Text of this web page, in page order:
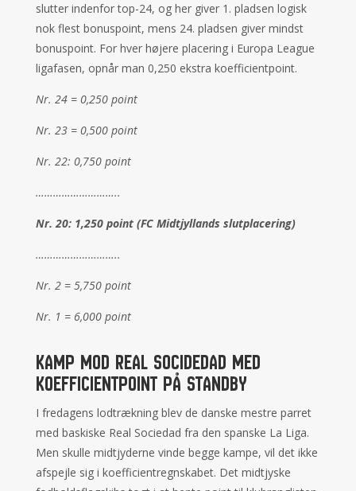
slutter indenfor top-24, og her giver 1. pladsen logisk
nok flest bonuspoint, mens 24. pladsen giver mindst
bonuspoint. For hver højere placering i Europa League
ligafasen, opnår man 0,250 ekstra koefficientpoint.
Nr. 24 = 0,250 point
Nr. 23 = 0,500 point
Nr. 22: 0,750 point
………………………..
Nr. 20: 1,250 point (FC Midtjyllands slutplacering)
………………………..
Nr. 2 = 5,750 point
Nr. 1 = 6,000 point
Kamp mod Real Socidedad med
koefficientpoint på standby
I fredagens lodtrækning blev de danske mestre parret
med baskiske Real Sociedad fra den spanske La Liga.
Men skulle midtjyderne vinde begge kampe, vil det ikke
afspejle sig i koefficientregnskabet. Det midtjyske